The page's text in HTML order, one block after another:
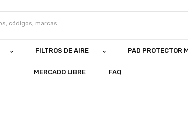
FILTROS DE AIRE PAD PROTECTOR
MERCADO LIBRE FAQ